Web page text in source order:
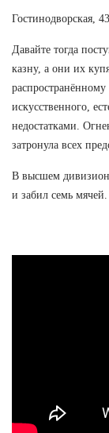
Гостинодворская,
Давайте тогда
казну, а они их
искусственного,
недостатками.
затронула всех
В высшем
и забил семь мячей.